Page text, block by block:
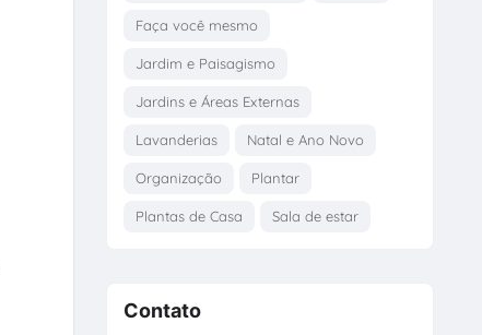
Faça você mesmo
Jardim e Paisagismo
Jardins e Áreas Externas
Lavanderias Natal e Ano Novo
Organização Plantar
Plantas de Casa Sala de estar
Contato